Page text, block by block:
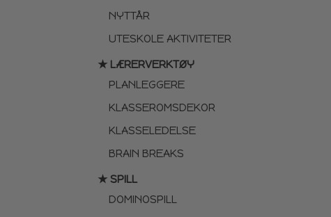
NYTTÅR
UTESKOLE AKTIVITETER
★ LÆRERVERKTØY
PLANLEGGERE
KLASSEROMSDEKOR
KLASSELEDELSE
BRAIN BREAKS
★ SPILL
DOMINOSPILL